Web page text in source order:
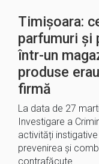
Timișoara:
parfumuri și
într-un
produse
firmă
La data de 27
Investigare a
activități
prevenirea și
contrafăcute….